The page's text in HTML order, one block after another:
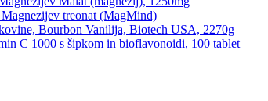
treonat (MagMind)
Bourbon Vanilija, Biotech USA, 2270g
C 1000 s šipkom in bioflavonoidi, 100 tablet